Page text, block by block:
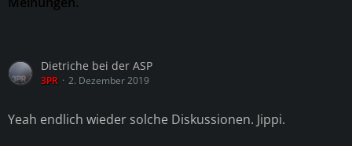
Dietriche bei der ASP
3PR 2. Dezember 2019
Yeah endlich wieder solche Diskussionen. Jippi.